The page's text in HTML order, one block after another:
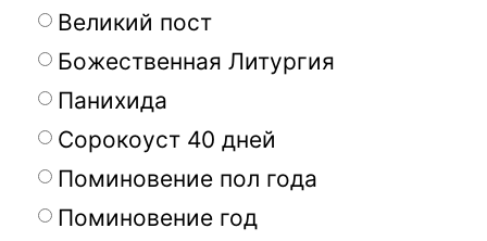
Великий пост
Божественная Литургия
Панихида
Сорокоуст 40 дней
Поминовение пол года
Поминовение год